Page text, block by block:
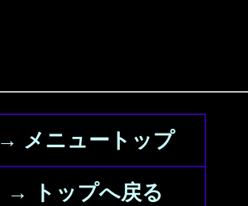
→ メニュートップ
→ トップへ戻る